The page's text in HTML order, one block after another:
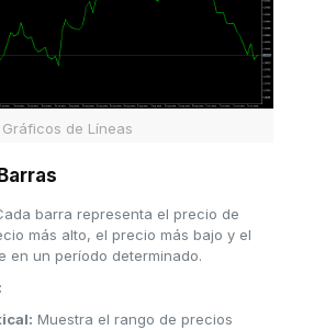
Gráficos de Líneas
barra representa el precio de
más alto, el precio más bajo y el
en un período determinado.
Muestra el rango de precios